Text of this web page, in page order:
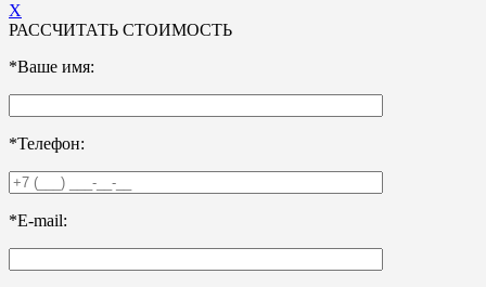
X
РАССЧИТАТЬ СТОИМОСТЬ
*Ваше имя:
*Телефон:
*E-mail: